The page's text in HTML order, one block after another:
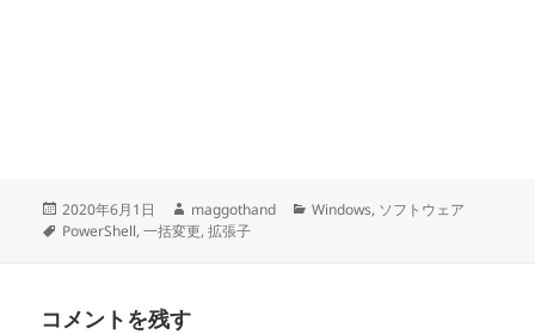
投
稿
2020年6月1日
作
成
maggothand
カ
Windows, ソフトウェア
タ
PowerShell,一括変更,拡張子
コメントを残す